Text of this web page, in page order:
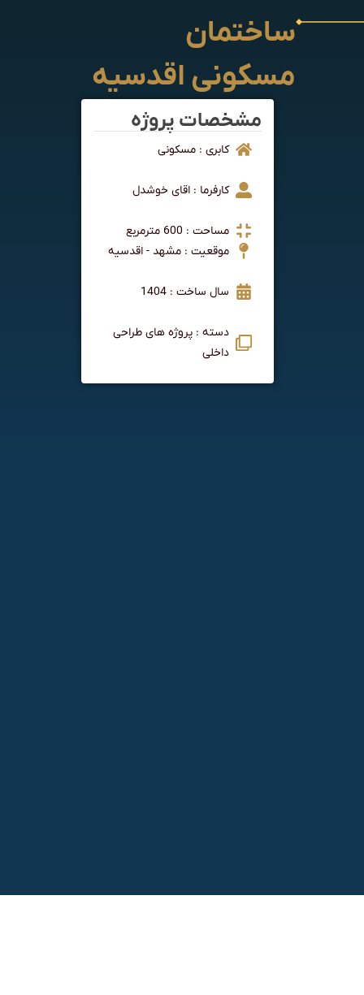
ساختمان
مسکونی اقدسیه
مشخصات پروژه
کابری : مسکونی
کارفرما : اقای خوشدل
مساحت : 600 مترمربع
موقعیت : مشهد - اقدسیه
سال ساخت : 1404
دسته : پروژه های طراحی
داخلی